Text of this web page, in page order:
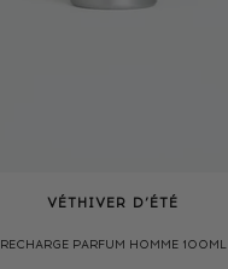
VÉTHIVER D’ÉTÉ
RECHARGE PARFUM HOMME 100ML